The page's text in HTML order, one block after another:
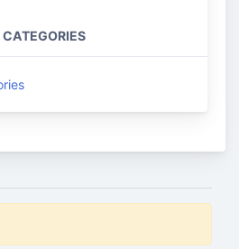
CATEGORIES